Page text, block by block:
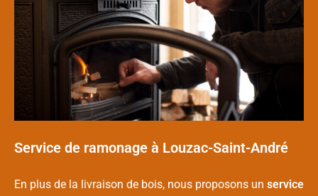
Service de ramonage à Louzac-Saint-André
En plus de la livraison de bois, nous proposons un service